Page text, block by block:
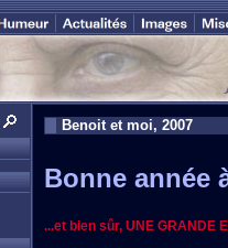
Benoit et moi, 2007
Bonne année
...et bien sûr, UNE GRANDE